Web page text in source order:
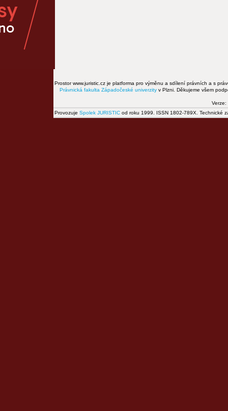
Prostor www.juristic.cz je platforma pro výměnu a sdílení právních a s
Právnická fakulta Západočeské univerzity v Plzni. Děkujeme všem
Verze:
Provozuje Spolek JURISTIC od roku 1999. ISSN 1802-789X. Technické